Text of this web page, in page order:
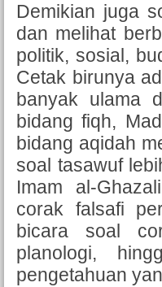
Demikian juga
dan melihat
politik, sosial,
Cetak birunya
banyak ulama
bidang fiqh,
bidang aqidah
soal tasawuf
Imam al-
corak falsafi
bicara soal
planologi,
pengetahuan